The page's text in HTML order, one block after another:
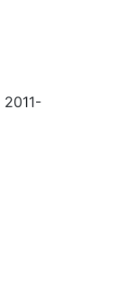
2011-